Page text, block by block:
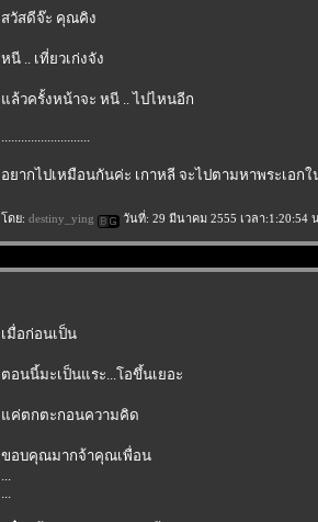
สวัสดีจ๊ะ คุณคิง
หนี .. เที่ยวเก่งจัง
ล้วครั้งหน้าจะ หนี .. ไปไหนอีก
...........................
อยากไปเหมือนกันค่ะ เกาหลี จะไปตามหาพระเอกใ
ดย: destiny_ying วันที่: 29 มีนาคม 2555 เวลา:1:20:54
เมื่อก่อนเป็น
ตอนนี้มะเป็นแระ...โอขึ้นเยอะ
ค่ตกตะกอนความคิด
ขอบคุณมากจ้าคุณเพื่อน
...
...